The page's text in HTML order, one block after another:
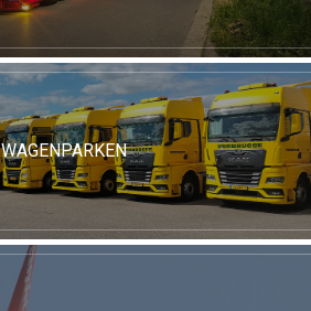
WAGENPARKEN